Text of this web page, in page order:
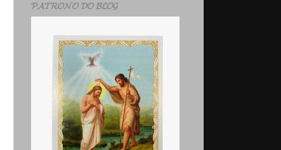
𝓟𝓐𝓣𝓡𝓞𝓝𝓞 𝓓𝓞 𝓑𝓛𝓞𝓖